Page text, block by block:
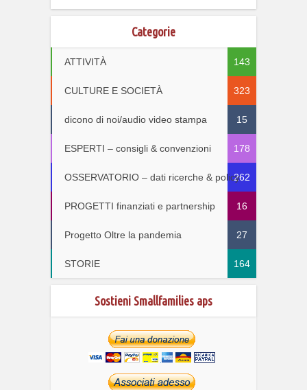
Categorie
ATTIVITÀ 143
CULTURE E SOCIETÀ 323
dicono di noi/audio video stampa 15
ESPERTI – consigli & convenzioni 178
OSSERVATORIO – dati ricerche & policy262
PROGETTI finanziati e partnership 16
Progetto Oltre la pandemia 27
STORIE 164
Sostieni Smallfamilies aps